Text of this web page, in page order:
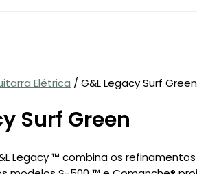
Elétrica / G&L Legacy Surf Green
Surf Green
Legacy ™ combina os refinamentos